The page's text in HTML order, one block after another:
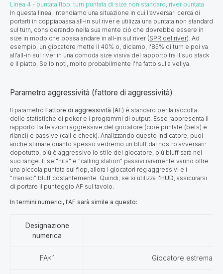
Linea 4 - puntata flop, turn puntata di size non standard, river puntata
In questa linea, intendiamo una situazione in cui l'avversari cerca di
portarti in coppiabassa all-in sul river e utilizza una puntata non standard
sul turn, considerando nella sua mente ciò che dovrebbe essere in
size in modo che possa andare in all-in sul river (SPR del river). Ad
esempio, un giocatore mette il 40% o, diciamo, l'85% di turn e poi va
all'all-in sul river in una comoda size visiva del rapporto tra il suo stack
e il piatto. Se lo noti, molto probabilmente l'ha fatto sulla vellya. ​​​
Parametro aggressività (fattore di aggressività)
Il parametro Fattore di aggressività (AF) è standard per la raccolta
delle statistiche di poker e i programmi di output. Esso rappresenta il
rapporto tra le azioni aggressive del giocatore (cioè puntate (bets) e
rilanci) e passive (call e check). Analizzando questo indicatore, puoi
anche stimare quanto spesso vedremo un bluff dal nostro avversari:
dopotutto, più è aggressivo lo stile del giocatore, più bluff sarà nel
suo range. E se "nits" e "calling station" passivi raramente vanno oltre
una piccola puntata sul flop, allora i giocatori reg aggressivi e i
"maniaci" bluff costantemente. Quindi, se si utilizza l'HUD , assicurarsi
di portare il punteggio AF sul tavolo.
In termini numerici, l'AF sarà simile a questo:
Designazione
numerica
FA<1 Giocatore